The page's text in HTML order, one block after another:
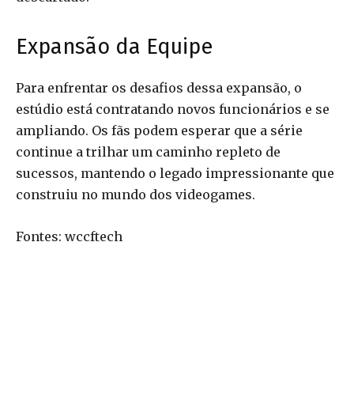
Expansão da Equipe
Para enfrentar os desafios dessa expansão, o
estúdio está contratando novos funcionários e se
ampliando. Os fãs podem esperar que a série
continue a trilhar um caminho repleto de
sucessos, mantendo o legado impressionante que
construiu no mundo dos videogames.
Fontes: wccftech